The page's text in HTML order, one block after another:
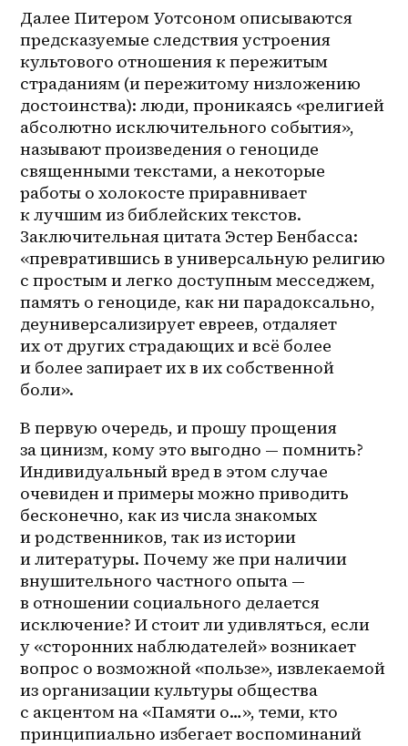
Далее Питером Уотсоном описываются
предсказуемые следствия устроения
культового отношения к пережитым
страданиям (и пережитому низложению
достоинства): люди, проникаясь «религией
абсолютно исключительного события»,
называют произведения о геноциде
священными текстами, а некоторые
работы о холокосте приравнивает
к лучшим из библейских текстов.
Заключительная цитата Эстер Бенбасса:
«превратившись в универсальную религию
с простым и легко доступным месседжем,
память о геноциде, как ни парадоксально,
деуниверсализирует евреев, отдаляет
их от других страдающих и всё более
и более запирает их в их собственной
боли».
В первую очередь, и прошу прощения
за цинизм, кому это выгодно — помнить?
Индивидуальный вред в этом случае
очевиден и примеры можно приводить
бесконечно, как из числа знакомых
и родственников, так из истории
и литературы. Почему же при наличии
внушительного частного опыта —
в отношении социального делается
исключение? И стоит ли удивляться, если
у «сторонних наблюдателей» возникает
вопрос о возможной «пользе», извлекаемой
из организации культуры общества
с акцентом на «Памяти о…», теми, кто
принципиально избегает воспоминаний